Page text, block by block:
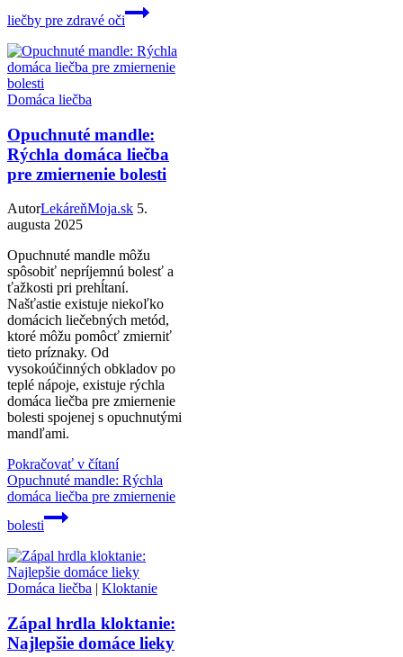
liečby pre zdravé oči
Domáca liečba
Opuchnuté mandle:
Rýchla domáca liečba
pre zmiernenie bolesti
AutorLekáreňMoja.sk 5.
augusta 2025
Opuchnuté mandle môžu
spôsobiť nepríjemnú bolesť a
ťažkosti pri prehĺtaní.
Našťastie existuje niekoľko
domácich liečebných metód,
ktoré môžu pomôcť zmierniť
tieto príznaky. Od
vysokoúčinných obkladov po
teplé nápoje, existuje rýchla
domáca liečba pre zmiernenie
bolesti spojenej s opuchnutými
mandľami.
Pokračovať v čítaní
Opuchnuté mandle: Rýchla
domáca liečba pre zmiernenie
bolesti
Domáca liečba | Kloktanie
Zápal hrdla kloktanie:
Najlepšie domáce lieky